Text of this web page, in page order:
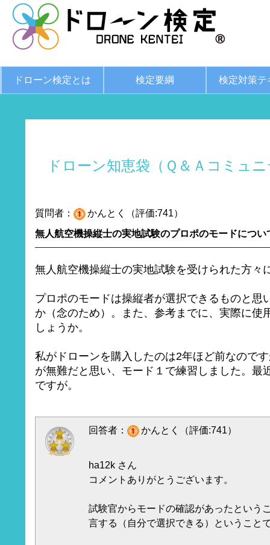
ドローン検定とは 検定要綱 検定対策テ
ドローン知恵袋（Ｑ＆Ａコミュ
質問者：
かんとく（評価:741）
無人航空機操縦士の実地試験のプロポのモードについ
無人航空機操縦士の実地試験を受けられた方々
プロポのモードは操縦者が選択できるものと思
か（念のため）。また、参考までに、実際に使
しょうか。
私がドローンを購入したのは2年ほど前なので
が無難だと思い、モード１で練習しました。最
ですが。
回答者： かんとく（評価:741）
ha12k さん
コメントありがとうございます。
試験官からモードの確認があったという
言する（自分で選択できる）ということ